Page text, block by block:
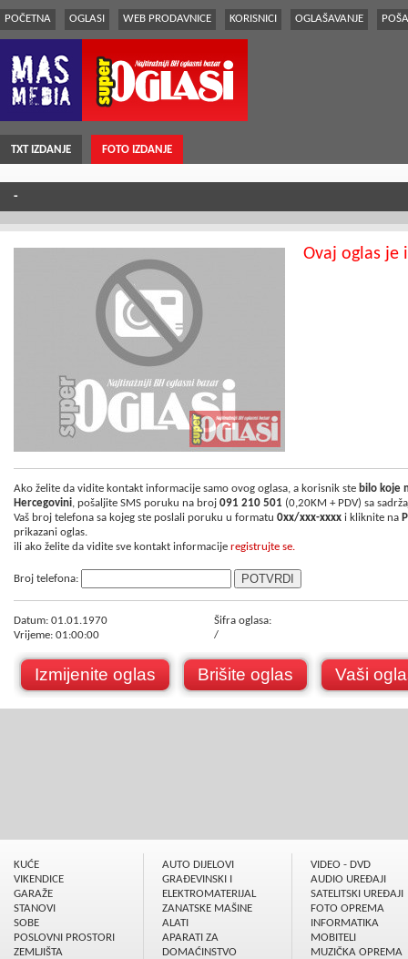
POČETNA OGLASI WEB PRODAVNICE KORISNICI OGLAŠAVANJE
TXT IZDANJE FOTO IZDANJE
-
Ovaj oglas je
Ako želite da vidite kontakt informacije samo ovog oglasa, a korisnik ste bilo koje
Hercegovini, pošaljite SMS poruku na broj 091 210 501 (0,20KM + PDV) sa
Vaš broj telefona sa kojeg ste poslali poruku u formatu 0xx/xxx-xxxx i kliknite na
prikazani oglas.
ili ako želite da vidite sve kontakt informacije registrujte se.
Broj telefona:
Datum: 01.01.1970
Vrijeme: 01:00:00
Šifra oglasa:
/
Izmijenite oglas Brišite oglas Vaši
KUĆE
VIKENDICE
GARAŽE
STANOVI
SOBE
POSLOVNI PROSTORI
ZEMLJIŠTA
AUTO DIJELOVI
GRAÐEVINSKI I
ELEKTROMATERIJAL
ZANATSKE MAŠINE
ALATI
APARATI ZA
DOMAĆINSTVO
VIDEO - DVD
AUDIO UREÐAJI
SATELITSKI UREÐAJI
FOTO OPREMA
INFORMATIKA
MOBITELI
MUZIČKA OPREMA